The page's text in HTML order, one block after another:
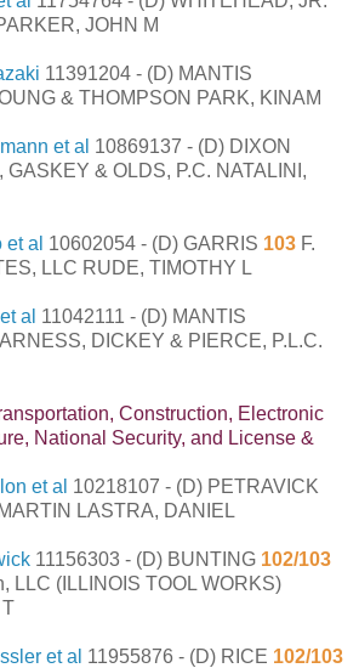
JOHN M
11391204 - (D) MANTIS
& THOMPSON PARK, KINAM
et al 10869137 - (D) DIXON
GASKEY & OLDS, P.C. NATALINI,
al 10602054 - (D) GARRIS 103 F.
LLC RUDE, TIMOTHY L
al 11042111 - (D) MANTIS
DICKEY & PIERCE, P.L.C.
Construction, Electronic
National Security, and License &
et al 10218107 - (D) PETRAVICK
LASTRA, DANIEL
11156303 - (D) BUNTING 102/103
LLC (ILLINOIS TOOL WORKS)
et al 11955876 - (D) RICE 102/103